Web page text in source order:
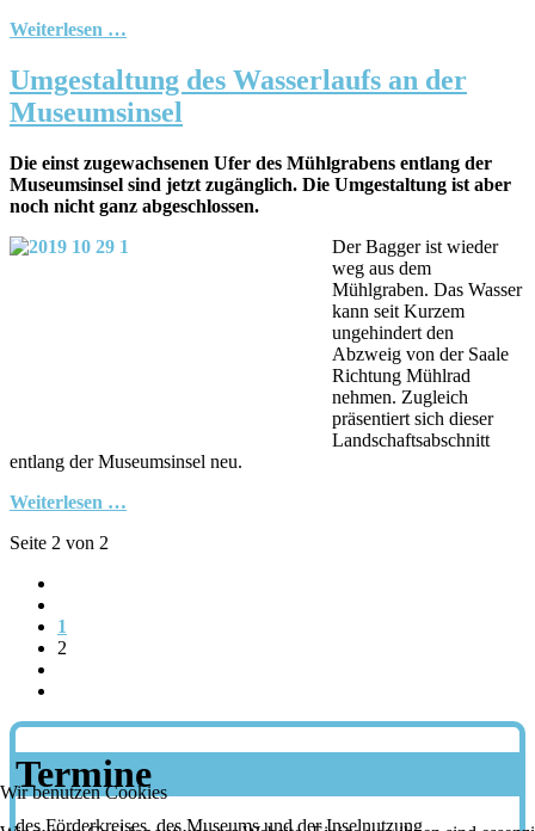
Weiterlesen …
Umgestaltung des Wasserlaufs an der
Museumsinsel
Die einst zugewachsenen Ufer des Mühlgrabens entlang der
Museumsinsel sind jetzt zugänglich. Die Umgestaltung ist aber
noch nicht ganz abgeschlossen.
Der Bagger ist wieder
weg aus dem
Mühlgraben. Das Wasser
kann seit Kurzem
ungehindert den
Abzweig von der Saale
Richtung Mühlrad
nehmen. Zugleich
präsentiert sich dieser
Landschaftsabschnitt
entlang der Museumsinsel neu.
Weiterlesen …
Seite 2 von 2
1
2
Termine
des Förderkreises, des Museums und der Inselnutzung
Wir benutzen Cookies